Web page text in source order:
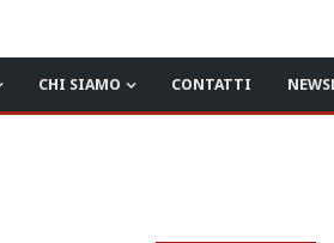
CHI SIAMO CONTATTI